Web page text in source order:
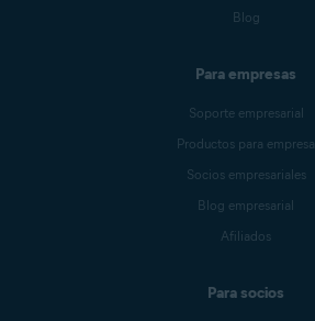
Blog
Para empresas
Soporte empresarial
Productos para empresa
Socios empresariales
Blog empresarial
Afiliados
Para socios